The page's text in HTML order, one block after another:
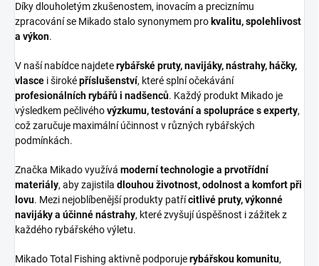
Díky dlouholetým zkušenostem, inovacím a preciznímu
zpracování se Mikado stalo synonymem pro kvalitu, spolehlivost
a výkon.
V naší nabídce najdeterybářské pruty, navijáky, nástrahy, háčky,
vlasce i široképříslušenství, které splní očekávání
profesionálních rybářů i nadšenců. Každý produkt Mikado je
výsledkem pečlivéhovýzkumu, testování a spolupráce s experty,
což zaručuje maximální účinnost v různých rybářských
podmínkách.
Značka Mikado využívá moderní technologie a prvotřídní
materiály, aby zajistila dlouhou životnost, odolnost a komfort při
lovu. Mezi nejoblíbenější produkty patřícitlivé pruty, výkonné
navijáky a účinné nástrahy, které zvyšují úspěšnost i zážitek z
každého rybářského výletu.
Mikado Total Fishing aktivně podporujerybářskou komunitu,